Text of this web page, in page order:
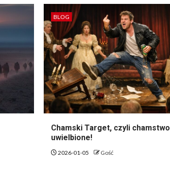
BLOG
Chamski Target, czyli chamstwo
uwielbione!
2026-01-05 Gość